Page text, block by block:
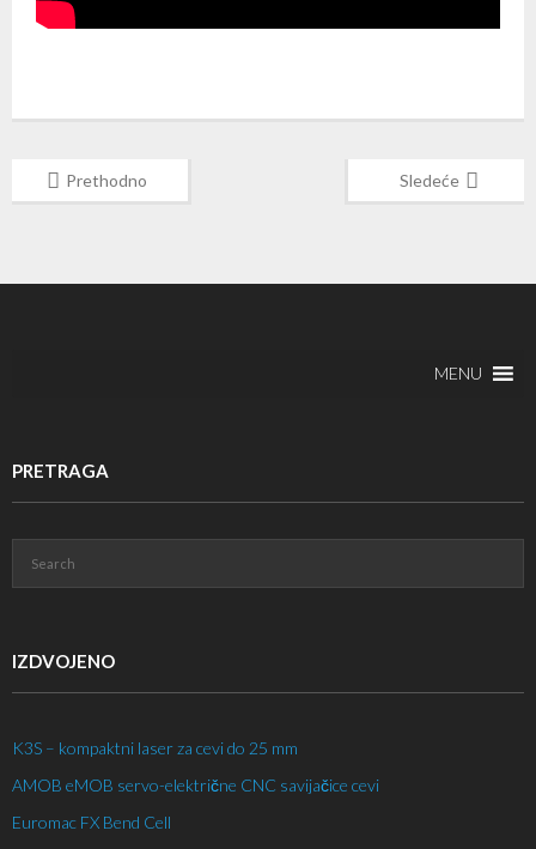
Prethodno Sledeće
MENU
PRETRAGA
IZDVOJENO
K3S – kompaktni laser za cevi do 25 mm
AMOB eMOB servo-električne CNC savijačice cevi
Euromac FX Bend Cell